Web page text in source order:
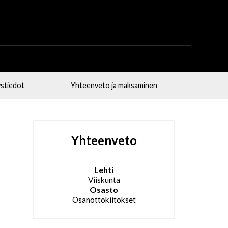
Yhteenveto ja maksaminen
Yhteenveto
Lehti
Viiskunta
Osasto
Osanottokiitokset